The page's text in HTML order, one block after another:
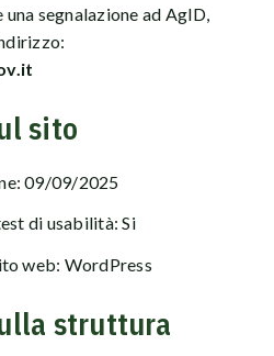
segnalazione ad AgID,
sito
09/09/2025
di usabilità: Si
web: WordPress
struttura